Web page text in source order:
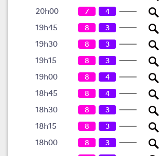
20h00
7
4
19h45
8
3
19h30
8
3
19h15
8
3
19h00
8
4
18h45
8
4
18h30
8
3
18h15
8
3
18h00
8
3